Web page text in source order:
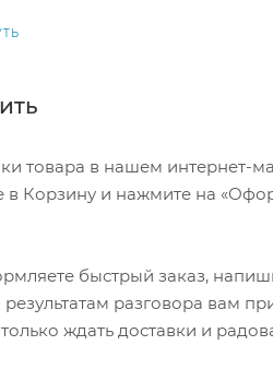
товара в нашем интернет-
в Корзину и нажмите на
быстрый заказ,
результатам разговора вам
только ждать доставки и